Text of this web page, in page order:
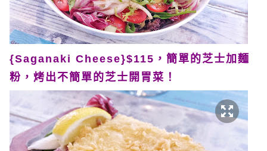
{Saganaki Cheese}$115，簡單的芝士加麵
粉，烤出不簡單的芝士開胃菜！